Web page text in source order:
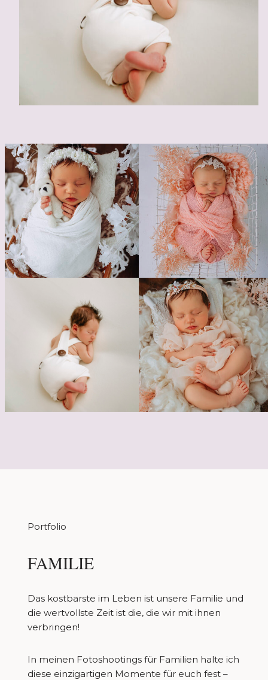
Portfolio
FAMILIE
Das kostbarste im Leben ist unsere Familie und
die wertvollste Zeit ist die, die wir mit ihnen
verbringen!
In meinen Fotoshootings für Familien halte ich
diese einzigartigen Momente für euch fest –